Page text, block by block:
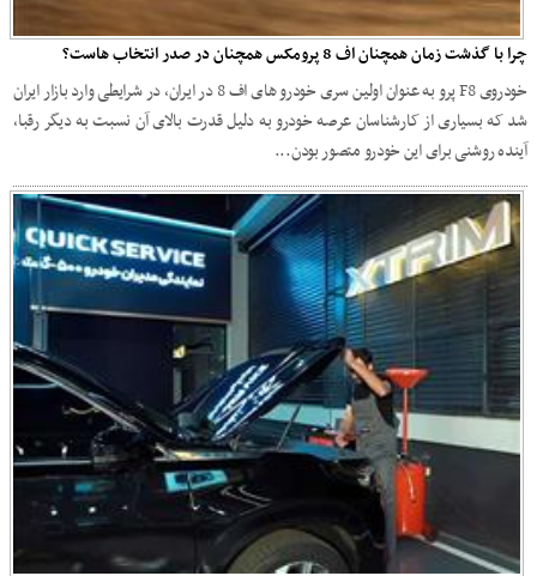
چرا با گذشت زمان همچنان اف 8 پرومکس همچنان در صدر انتخاب هاست؟
خودروی F8 پرو به عنوان اولین سری خودرو های اف 8 در ایران، در شرایطی وارد بازار ایران
شد که بسیاری از کارشناسان عرصه خودرو به دلیل قدرت بالای آن نسبت به دیگر رقبا،
آینده روشنی برای این خودرو متصور بودن...